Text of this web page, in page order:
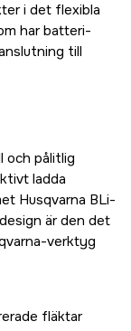
i det flexibla
har batteri-
till
och pålitlig
ladda
Husqvarna BLi-
är den det
verktyg
fläktar